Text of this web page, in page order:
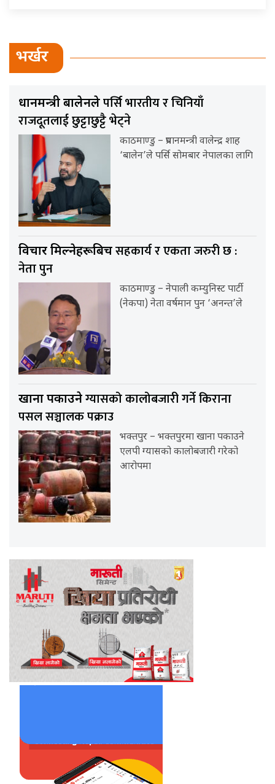
भर्खर
प्रधानमन्त्री बालेनलेपर्सि भारतीय र चिनियाँ
राजदूतलाई छुट्टाछुट्टै भेट्ने
काठमाण्डु – प्रधानमन्त्री वालेन्द्र शाह
‘बालेन’ले पर्सि सोमबार नेपालका लागि
विचार मिल्नेहरूबिचसहकार्य र एकता जरुरी छ :
नेता पुन
काठमाण्डु – नेपाली कम्युनिस्ट पार्टी
(नेकपा) नेता वर्षमान पुन ‘अनन्त’ले
खाना पकाउनेग्यासको कालोबजारी गर्ने किराना
पसल सञ्चालक पक्राउ
भक्तपुर – भक्तपुरमा खाना पकाउने
एलपी ग्यासको कालोबजारी गरेको
आरोपमा